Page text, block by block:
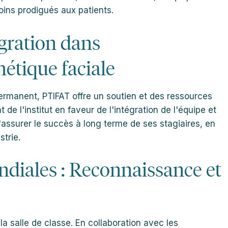
prodigués aux patients.
dans
faciale
PTIFAT offre un soutien et des ressources
de l'institut en faveur de l'intégration de l'équipe et
le succès à long terme de ses stagiaires, en
: Reconnaissance et
salle de classe. En collaboration avec les